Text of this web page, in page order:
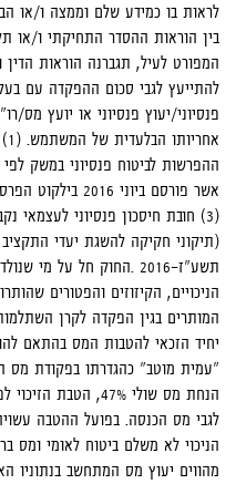
לראות בו כמידע שלם וממצה ו/או
בין הוראות ההסדר התחיקתי ו/או
המפורט לעיל, תגברנה הוראות הדין
להתייעץ לגבי סכום ההפקדה עם
פנסיוני/יעוץ פנסיוני או יועץ
אחריותו הבלעדית של המשתמש. (1)
אשר פורסם ביוני 2016 בילקוט הפרסומים 7287.
(3)
חובת חיסכון פנסיוני לעצמאי
תשע"ז-2016 .החוק חל על מי שנולד אחרי 31/12/1961.
הניכויים, הקיזוזים והפטורים
המותרים בגין הפקדה לקרן
יחיד הזכאי להטבות המס בהתאם
לגבי מס הכנסה. בפועל ההטבה
הניכוי לא משלם ביטוח לאומי ומס
מהווים יעוץ מס המתחשב בנתוניו